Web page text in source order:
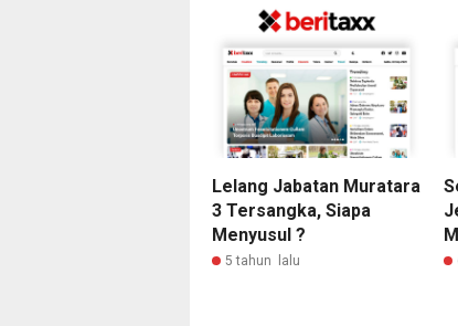
Lelang Jabatan Muratara
3 Tersangka, Siapa
Menyusul ?
5 tahun lalu